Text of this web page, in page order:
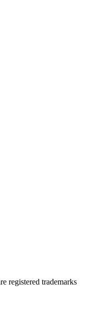
registered trademarks